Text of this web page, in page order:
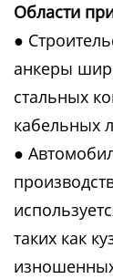
Области
●
анкеры
стальных
кабельных
●
таких как